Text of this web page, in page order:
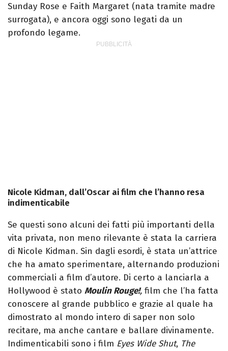
Sunday Rose e Faith Margaret (nata tramite madre
surrogata), e ancora oggi sono legati da un
profondo legame.
Nicole Kidman, dall’Oscar ai film che l’hanno resa
indimenticabile
Se questi sono alcuni dei fatti più importanti della
vita privata, non meno rilevante è stata la carriera
di Nicole Kidman. Sin dagli esordi, è stata un’attrice
che ha amato sperimentare, alternando produzioni
commerciali a film d’autore. Di certo a lanciarla a
Hollywood è stato Moulin Rouge!, film che l’ha fatta
conoscere al grande pubblico e grazie al quale ha
dimostrato al mondo intero di saper non solo
recitare, ma anche cantare e ballare divinamente.
Indimenticabili sono i film Eyes Wide Shut, The